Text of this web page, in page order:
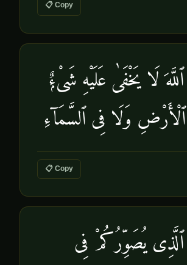
📋 Copy
لَا يَخْفَىٰ عَلَيْهِ شَىْءٌۭ
وَلَا فِى ٱلسَّمَآءِ
📋 Copy
يُصَوِّرُكُمْ فِى